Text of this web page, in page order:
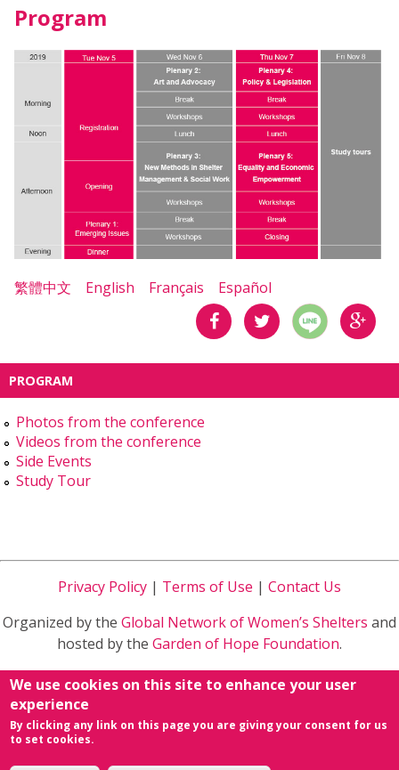
Program
繁體中文 English Français Español
Facebook
PROGRAM
Photos from the conference
Videos from the conference
Side Events
Study Tour
Privacy Policy | Terms of Use | Contact Us
Organized by the Global Network of Women’s Shelters and
hosted by the Garden of Hope Foundation.
Sponsored byMinistry of Health and Welfarein Taiwan
powered by
Conference Organizing Distribution
We use cookies on this site to enhance your user
experience
By clicking any link on this page you are giving your consent for us
to set cookies.